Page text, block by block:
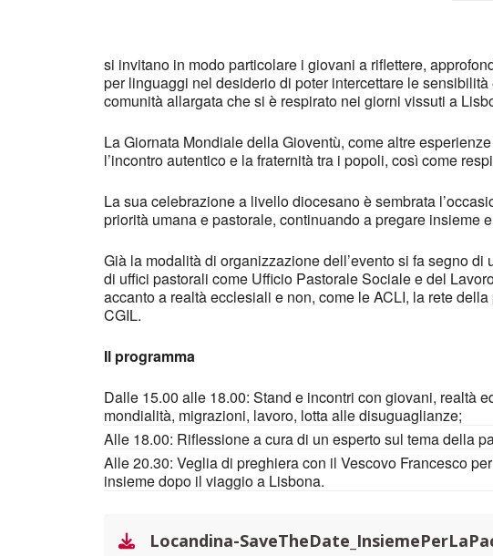
si invitano in modo particolare i giovani a riflettere,
per linguaggi nel desiderio di poter intercettare le
comunità allargata che si è respirato nei giorni vissuti a
La Giornata Mondiale della Gioventù, come altre
l’incontro autentico e la fraternità tra i popoli, così come
La sua celebrazione a livello diocesano è sembrata
priorità umana e pastorale, continuando a pregare insieme
Già la modalità di organizzazione dell’evento si fa segno
di uffici pastorali come Ufficio Pastorale Sociale e del
accanto a realtà ecclesiali e non, come le ACLI, la rete
CGIL.
Il programma
Dalle 15.00 alle 18.00: Stand e incontri con giovani, realtà
mondialità, migrazioni, lavoro, lotta alle disuguaglianze;
Alle 18.00: Riflessione a cura di un esperto sul tema della
Alle 20.30: Veglia di preghiera con il Vescovo Francesco
insieme dopo il viaggio a Lisbona.
Locandina-